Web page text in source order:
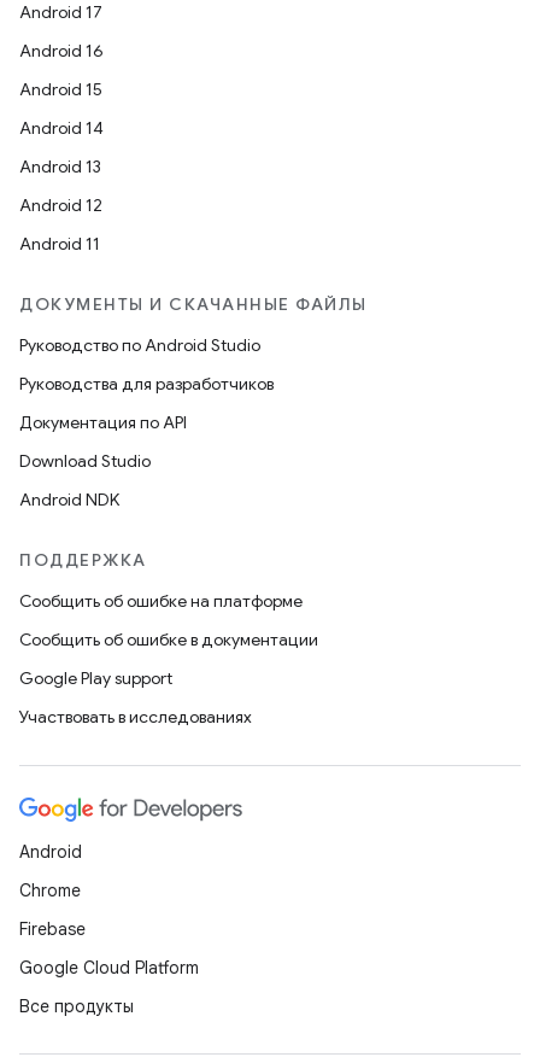
Android 17
Android 16
Android 15
Android 14
Android 13
Android 12
Android 11
ДОКУМЕНТЫ И СКАЧАННЫЕ ФАЙЛЫ
Руководство по Android Studio
Руководства для разработчиков
Документация по API
Download Studio
Android NDK
ПОДДЕРЖКА
Сообщить об ошибке на платформе
Сообщить об ошибке в документации
Google Play support
Участвовать в исследованиях
Android
Chrome
Firebase
Google Cloud Platform
Все продукты